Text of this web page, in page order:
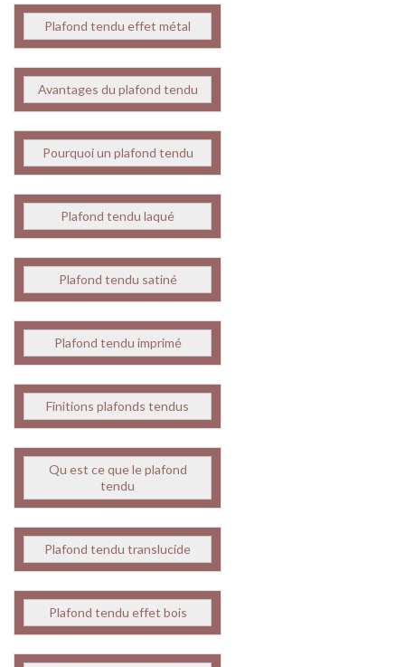
Plafond tendu effet métal
Avantages du plafond tendu
Pourquoi un plafond tendu
Plafond tendu laqué
Plafond tendu satiné
Plafond tendu imprimé
Finitions plafonds tendus
Qu est ce que le plafond
tendu
Plafond tendu translucide
Plafond tendu effet bois